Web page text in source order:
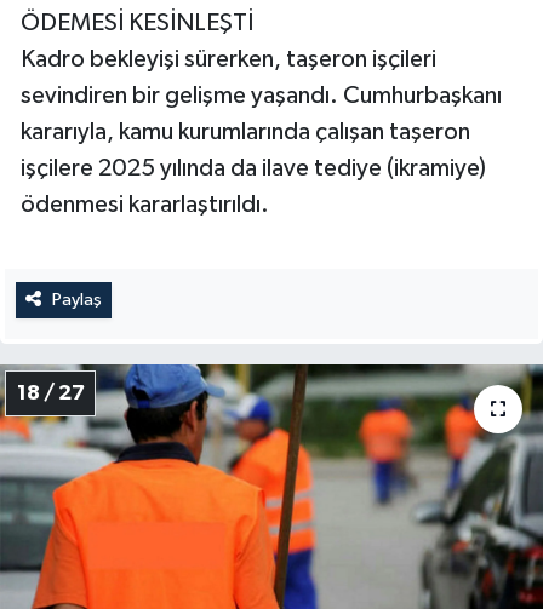
ÖDEMESİ KESİNLEŞTİ
Kadro bekleyişi sürerken, taşeron işçileri
sevindiren bir gelişme yaşandı. Cumhurbaşkanı
kararıyla, kamu kurumlarında çalışan taşeron
işçilere 2025 yılında da ilave tediye (ikramiye)
ödenmesi kararlaştırıldı.
Paylaş
18 / 27